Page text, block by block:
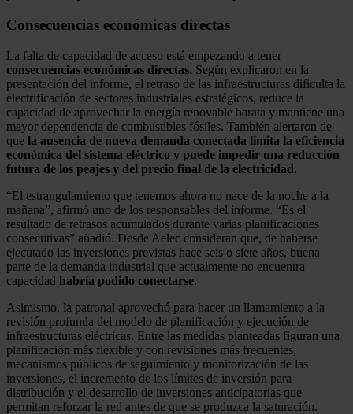
Consecuencias económicas directas
La falta de capacidad de acceso está empezando a tener
consecuencias económicas directas. Según explicaron en la
presentación del informe, el retraso de las infraestructuras dificulta la
electrificación de sectores industriales estratégicos, reduce la
capacidad de aprovechar la energía renovable barata y mantiene una
mayor dependencia de combustibles fósiles. También alertaron de
que la ausencia de nueva demanda conectada limita la eficiencia
económica del sistema eléctrico y puede impedir una reducción
futura de los peajes y del precio final de la electricidad.
“El estrangulamiento que tenemos ahora no nace de la noche a la
mañana”, afirmó uno de los responsables del informe. “Es el
resultado de retrasos acumulados durante varias planificaciones
consecutivas” añadió. Desde Aelec consideran que, de haberse
ejecutado las inversiones previstas hace seis o siete años, buena
parte de la demanda industrial que actualmente no encuentra
capacidad habría podido conectarse.
Asimismo, la patronal aprovechó para hacer un llamamiento a la
revisión profunda del modelo de planificación y ejecución de
infraestructuras eléctricas. Entre las medidas planteadas figuran una
planificación más flexible y con revisiones más frecuentes,
mecanismos públicos de seguimiento y monitorización de las
inversiones, el incremento de los límites de inversión para
distribución y el desarrollo de inversiones anticipatorias que
permitan reforzar la red antes de que se produzca la saturación.